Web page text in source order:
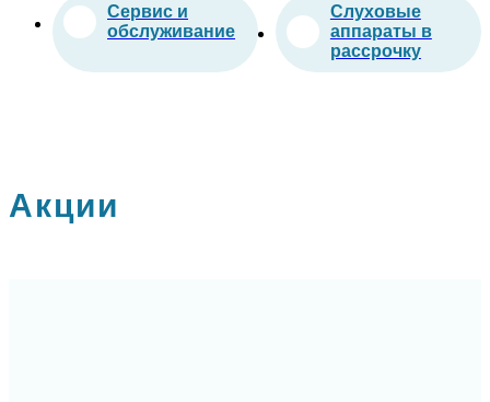
Сервис и
обслуживание
Слуховые
аппараты в
рассрочку
Акции